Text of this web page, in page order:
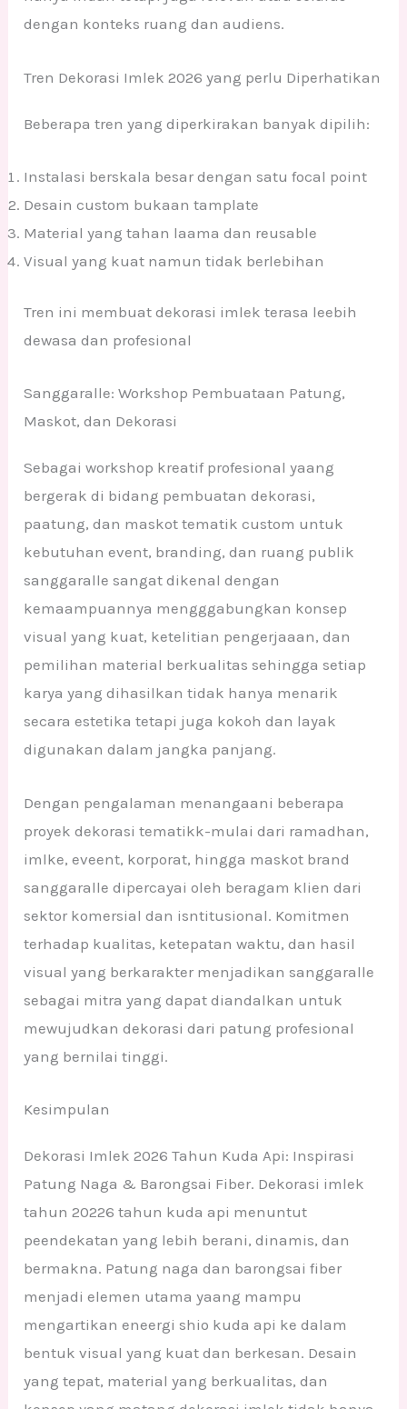
dengan konteks ruang dan audiens.
Tren Dekorasi Imlek 2026 yang perlu Diperhatikan
Beberapa tren yang diperkirakan banyak dipilih:
Instalasi berskala besar dengan satu focal point
Desain custom bukaan tamplate
Material yang tahan laama dan reusable
Visual yang kuat namun tidak berlebihan
Tren ini membuat dekorasi imlek terasa leebih
dewasa dan profesional
Sanggaralle: Workshop Pembuataan Patung,
Maskot, dan Dekorasi
Sebagai workshop kreatif profesional yaang
bergerak di bidang pembuatan dekorasi,
paatung, dan maskot tematik custom untuk
kebutuhan event, branding, dan ruang publik
sanggaralle sangat dikenal dengan
kemaampuannya mengggabungkan konsep
visual yang kuat, ketelitian pengerjaaan, dan
pemilihan material berkualitas sehingga setiap
karya yang dihasilkan tidak hanya menarik
secara estetika tetapi juga kokoh dan layak
digunakan dalam jangka panjang.
Dengan pengalaman menangaani beberapa
proyek dekorasi tematikk-mulai dari ramadhan,
imlke, eveent, korporat, hingga maskot brand
sanggaralle dipercayai oleh beragam klien dari
sektor komersial dan isntitusional. Komitmen
terhadap kualitas, ketepatan waktu, dan hasil
visual yang berkarakter menjadikan sanggaralle
sebagai mitra yang dapat diandalkan untuk
mewujudkan dekorasi dari patung profesional
yang bernilai tinggi.
Kesimpulan
Dekorasi Imlek 2026 Tahun Kuda Api: Inspirasi
Patung Naga & Barongsai Fiber. Dekorasi imlek
tahun 20226 tahun kuda api menuntut
peendekatan yang lebih berani, dinamis, dan
bermakna. Patung naga dan barongsai fiber
menjadi elemen utama yaang mampu
mengartikan eneergi shio kuda api ke dalam
bentuk visual yang kuat dan berkesan. Desain
yang tepat, material yang berkualitas, dan